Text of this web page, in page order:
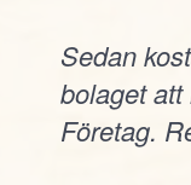
Sedan
bolaget
Företag.